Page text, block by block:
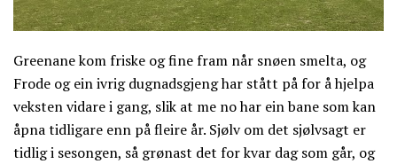
Greenane kom friske og fine fram når snøen smelta, og
Frode og ein ivrig dugnadsgjeng har stått på for å hjelpa
veksten vidare i gang, slik at me no har ein bane som kan
åpna tidligare enn på fleire år. Sjølv om det sjølvsagt er
tidlig i sesongen, så grønast det for kvar dag som går, og